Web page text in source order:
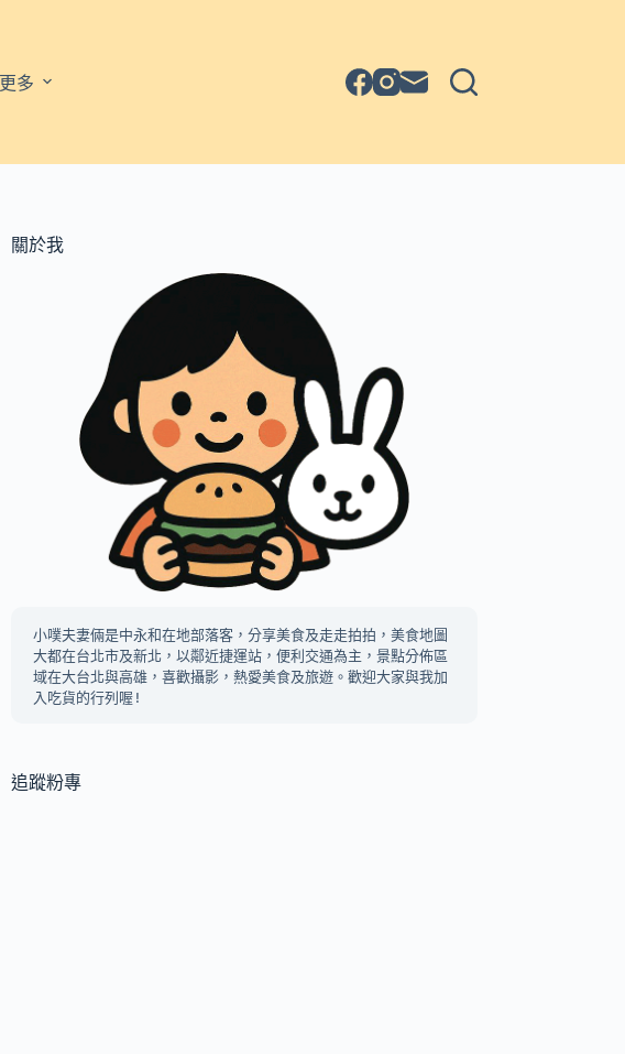
更多
關於我
小噗夫妻倆是中永和在地部落客，分享美食及走走拍拍，美食地圖
大都在台北市及新北，以鄰近捷運站，便利交通為主，景點分佈區
域在大台北與高雄，喜歡攝影，熱愛美食及旅遊。歡迎大家與我加
入吃貨的行列喔!
追蹤粉專